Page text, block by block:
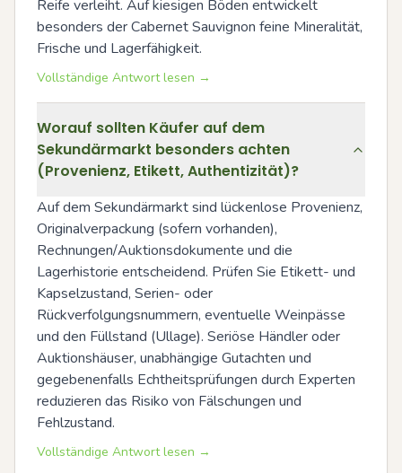
Reife verleiht. Auf kiesigen Böden entwickelt
besonders der Cabernet Sauvignon feine Mineralität,
Frische und Lagerfähigkeit.
Vollständige Antwort lesen →
Worauf sollten Käufer auf dem
Sekundärmarkt besonders achten
(Provenienz, Etikett, Authentizität)?
Auf dem Sekundärmarkt sind lückenlose Provenienz,
Originalverpackung (sofern vorhanden),
Rechnungen/Auktionsdokumente und die
Lagerhistorie entscheidend. Prüfen Sie Etikett- und
Kapselzustand, Serien- oder
Rückverfolgungsnummern, eventuelle Weinpässe
und den Füllstand (Ullage). Seriöse Händler oder
Auktionshäuser, unabhängige Gutachten und
gegebenenfalls Echtheitsprüfungen durch Experten
reduzieren das Risiko von Fälschungen und
Fehlzustand.
Vollständige Antwort lesen →